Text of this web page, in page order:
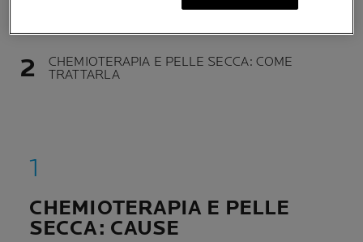
CHEMIOTERAPIA E PELLE SECCA: COME
TRATTARLA
CHEMIOTERAPIA E PELLE
SECCA: CAUSE